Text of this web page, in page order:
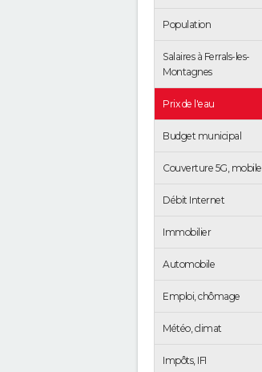
Population
Salaires à Ferrals-les-
Montagnes
Prix de l'eau
Budget municipal
Couverture 5G, mobile
Débit Internet
Immobilier
Automobile
Emploi, chômage
Météo, climat
Impôts, IFI